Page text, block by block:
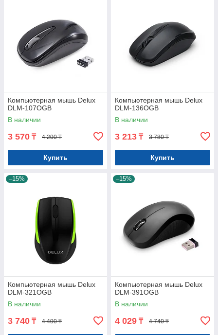
Компьютерная мышь Delux
DLM-107OGB
В наличии
3 570 ₸ 4 200 ₸
Купить
Компьютерная мышь Delux
DLM-136OGB
В наличии
3 213 ₸ 3 780 ₸
Купить
–15%
Компьютерная мышь Delux
DLM-321OGB
В наличии
3 740 ₸ 4 400 ₸
–15%
Компьютерная мышь Delux
DLM-391OGB
В наличии
4 029 ₸ 4 740 ₸